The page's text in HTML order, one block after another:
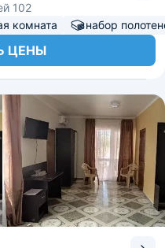
102
комната набор
ЦЕНЫ